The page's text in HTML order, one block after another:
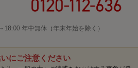
18:00 年中無休（年末年始を除く）
にご注意ください